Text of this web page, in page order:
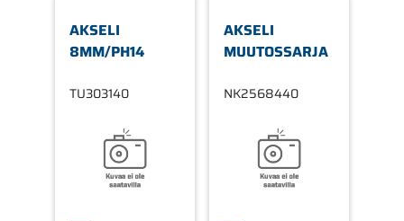
AKSELI
8MM/PH14
TU303140
AKSELI
MUUTOSSARJA
NK2568440